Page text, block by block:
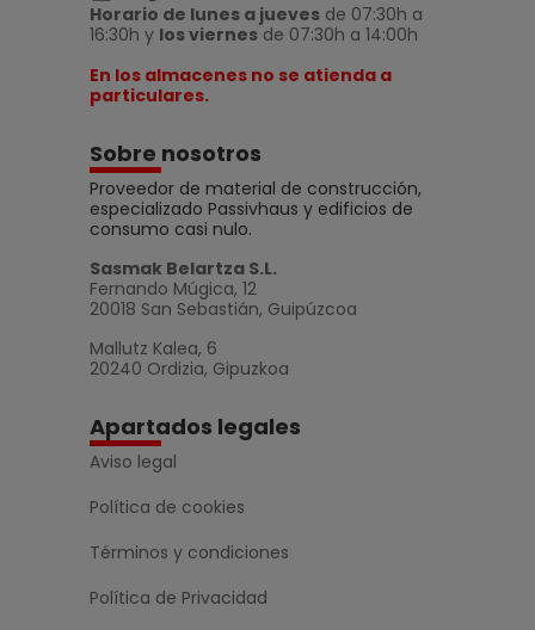
Horario de lunes a jueves de 07:30h a
16:30h y los viernes de 07:30h a 14:00h
En los almacenes no se atienda a
particulares.
Sobre nosotros
Proveedor de material de construcción,
especializado Passivhaus y edificios de
consumo casi nulo.
Sasmak Belartza S.L.
Fernando Múgica, 12
20018 San Sebastián, Guipúzcoa
Mallutz Kalea, 6
20240 Ordizia, Gipuzkoa
Apartados legales
Aviso legal
Política de cookies
Términos y condiciones
Política de Privacidad